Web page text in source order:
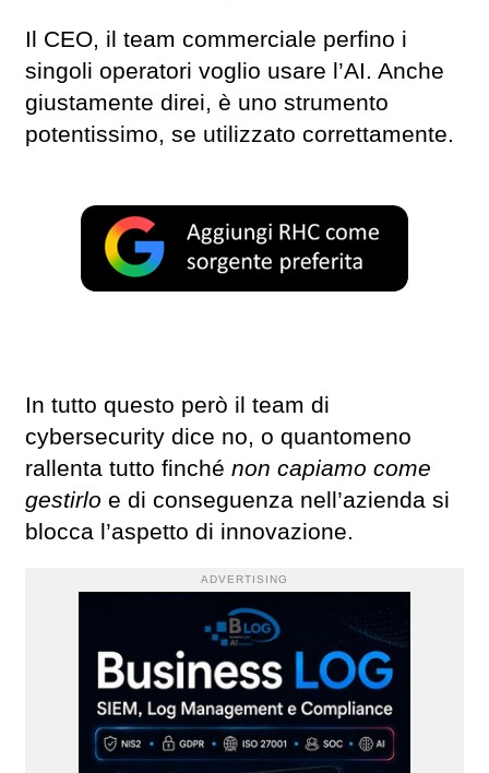
Il CEO, il team commerciale perfino i
singoli operatori voglio usare l’AI. Anche
giustamente direi, è uno strumento
potentissimo, se utilizzato correttamente.
In tutto questo però il team di
cybersecurity dice no, o quantomeno
rallenta tutto finché non capiamo come
gestirlo e di conseguenza nell’azienda si
blocca l’aspetto di innovazione.
ADVERTISING